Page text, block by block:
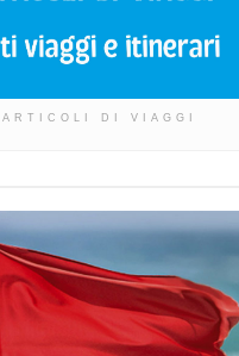
ARTICOLI DI VIAGGI